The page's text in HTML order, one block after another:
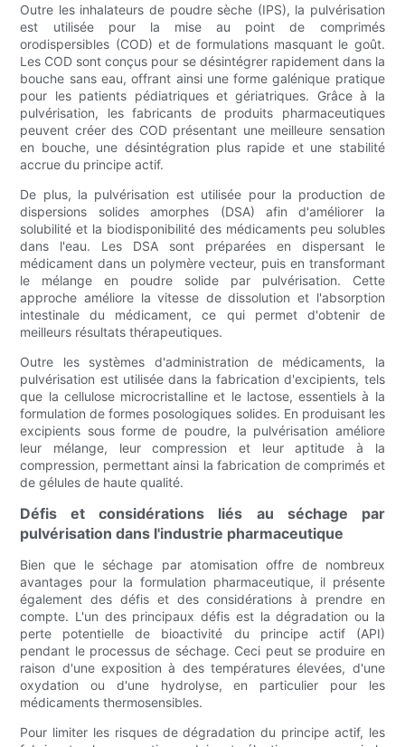
Outre les inhalateurs de poudre sèche (IPS), la pulvérisation
est utilisée pour la mise au point de comprimés
orodispersibles (COD) et de formulations masquant le goût.
Les COD sont conçus pour se désintégrer rapidement dans la
bouche sans eau, offrant ainsi une forme galénique pratique
pour les patients pédiatriques et gériatriques. Grâce à la
pulvérisation, les fabricants de produits pharmaceutiques
peuvent créer des COD présentant une meilleure sensation
en bouche, une désintégration plus rapide et une stabilité
accrue du principe actif.
De plus, la pulvérisation est utilisée pour la production de
dispersions solides amorphes (DSA) afin d'améliorer la
solubilité et la biodisponibilité des médicaments peu solubles
dans l'eau. Les DSA sont préparées en dispersant le
médicament dans un polymère vecteur, puis en transformant
le mélange en poudre solide par pulvérisation. Cette
approche améliore la vitesse de dissolution et l'absorption
intestinale du médicament, ce qui permet d'obtenir de
meilleurs résultats thérapeutiques.
Outre les systèmes d'administration de médicaments, la
pulvérisation est utilisée dans la fabrication d'excipients, tels
que la cellulose microcristalline et le lactose, essentiels à la
formulation de formes posologiques solides. En produisant les
excipients sous forme de poudre, la pulvérisation améliore
leur mélange, leur compression et leur aptitude à la
compression, permettant ainsi la fabrication de comprimés et
de gélules de haute qualité.
Défis et considérations liés au séchage par
pulvérisation dans l'industrie pharmaceutique
Bien que le séchage par atomisation offre de nombreux
avantages pour la formulation pharmaceutique, il présente
également des défis et des considérations à prendre en
compte. L'un des principaux défis est la dégradation ou la
perte potentielle de bioactivité du principe actif (API)
pendant le processus de séchage. Ceci peut se produire en
raison d'une exposition à des températures élevées, d'une
oxydation ou d'une hydrolyse, en particulier pour les
médicaments thermosensibles.
Pour limiter les risques de dégradation du principe actif, les